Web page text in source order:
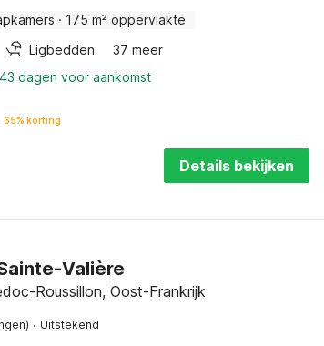
· 175 m² oppervlakte
Ligbedden
37 meer
dagen voor aankomst
65% korting
Details bekijken
Valière
Roussillon, Oost-Frankrijk
· Uitstekend